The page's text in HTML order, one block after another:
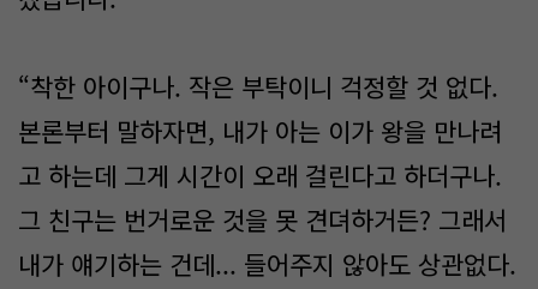
“착한 아이구나. 작은 부탁이니 걱정할 것 없다.
본론부터 말하자면, 내가 아는 이가 왕을 만나려
고 하는데 그게 시간이 오래 걸린다고 하더구나.
그 친구는 번거로운 것을 못 견뎌하거든? 그래서
내가 얘기하는 건데... 들어주지 않아도 상관없다.